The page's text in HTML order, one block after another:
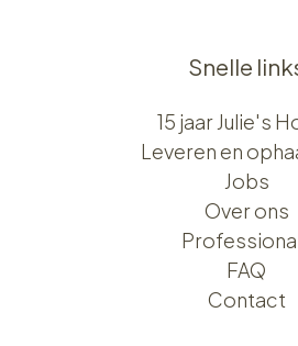
Snelle
15 jaar Julie's
Leveren en
Jobs
Over ons​​
FAQ
Contact